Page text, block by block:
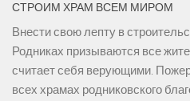
СТРОИМ ХРАМ ВСЕМ МИРОМ
Внести свою лепту в
Родниках призываются все
считает себя верующими.
всех храмах родниковского